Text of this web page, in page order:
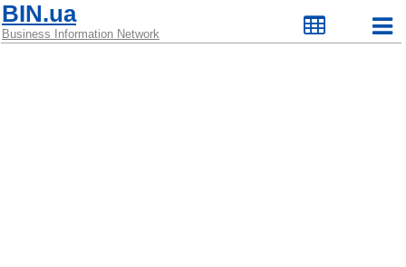
BIN.ua
Business Information Network